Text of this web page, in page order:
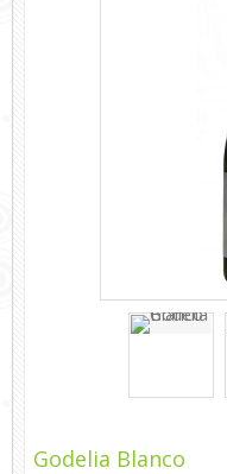
Godelia Blanco